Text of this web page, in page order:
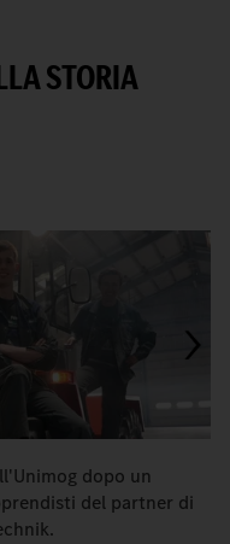
STORIA
dopo un
del partner di